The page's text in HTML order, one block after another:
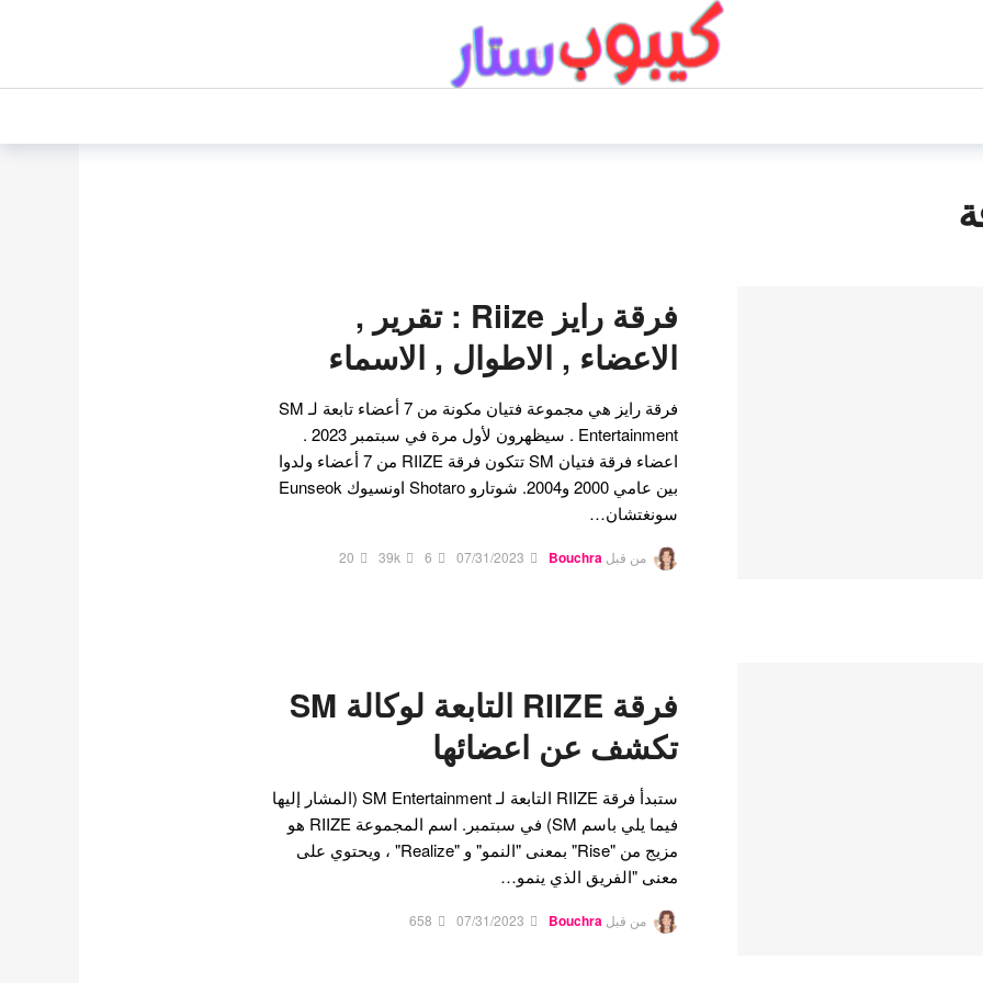
فرقة رايز Riize : تقرير ,
الاعضاء , الاطوال , الاسماء
فرقة رايز هي مجموعة فتيان مكونة من 7 أعضاء تابعة لـ SM
Entertainment . سيظهرون لأول مرة في سبتمبر 2023 .
اعضاء فرقة فتيان SM تتكون فرقة RIIZE من 7 أعضاء ولدوا
بين عامي 2000 و2004. شوتارو Shotaro اونسيوك Eunseok
سونغتشان…
من قبل Bouchra
07/31/2023
6
39k
20
فرقة RIIZE التابعة لوكالة SM
تكشف عن اعضائها
ستبدأ فرقة RIIZE التابعة لـ SM Entertainment (المشار إليها
فيما يلي باسم SM) في سبتمبر. اسم المجموعة RIIZE هو
مزيج من "Rise" بمعنى "النمو" و "Realize" ، ويحتوي على
معنى "الفريق الذي ينمو…
من قبل Bouchra
07/31/2023
658